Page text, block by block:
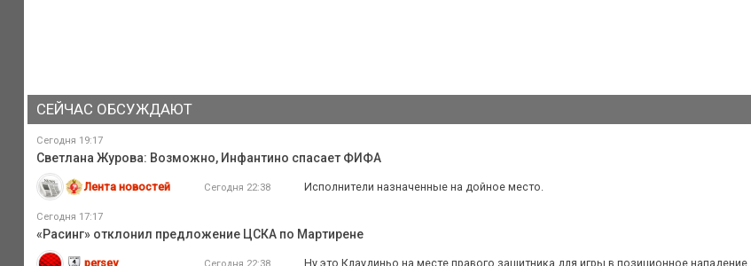
СЕЙЧАС ОБСУЖДАЮТ
Сегодня 19:17
Светлана Журова: Возможно, Инфантино спасает ФИФА
Лента новостей Сегодня 22:38 Исполнители назначенные на дойное место.
Сегодня 17:17
«Расинг» отклонил предложение ЦСКА по Мартирене
persey Ну это Клаудиньо на месте правого защитника,для игры в позиционное нападение.